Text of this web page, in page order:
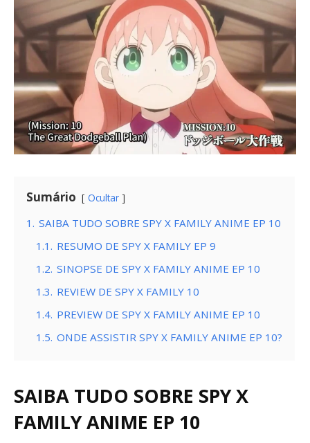
Sumário Ocultar
1. SAIBA TUDO SOBRE SPY X FAMILY ANIME EP 10
1.1. RESUMO DE SPY X FAMILY EP 9
1.2. SINOPSE DE SPY X FAMILY ANIME EP 10
1.3. REVIEW DE SPY X FAMILY 10
1.4. PREVIEW DE SPY X FAMILY ANIME EP 10
1.5. ONDE ASSISTIR SPY X FAMILY ANIME EP 10?
SAIBA TUDO SOBRE SPY X
FAMILY ANIME EP 10